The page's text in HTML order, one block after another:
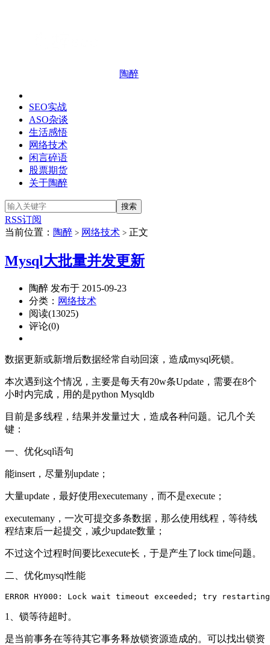
陶醉
SEO实战
ASO杂谈
生活感悟
网络技术
闲言碎语
股票期货
关于陶醉
RSS订阅
当前位置： 陶醉 > 网络技术 > 正文
Mysql大批量并发更新
陶醉 发布于 2015-09-23
分类： 网络技术
阅读(13025)
评论(0)
数据更新或新增后数据经常自动回滚，造成mysql死锁。
本次遇到这个情况，主要是每天有20w条Update，需要在8个
小时内完成，用的是python Mysqldb
目前是多线程，结果并发量过大，造成各种问题。记几个关
键：
一、优化sql语句
能insert，尽量别update；
大量update，最好使用executemany，而不是execute；
executemany，一次可提交多条数据，那么使用线程，等待线
程结束后一起提交，减少update数量；
不过这个过程时间要比execute长，于是产生了lock time问题。
二、优化mysql性能
1、锁等待超时。
是当前事务在等待其它事务释放锁资源造成的。可以找出锁资